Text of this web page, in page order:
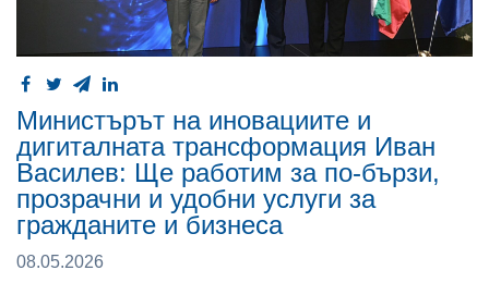
Министърът на иновациите и
дигиталната трансформация Иван
Василев: Ще работим за по-бързи,
прозрачни и удобни услуги за
гражданите и бизнеса
08.05.2026